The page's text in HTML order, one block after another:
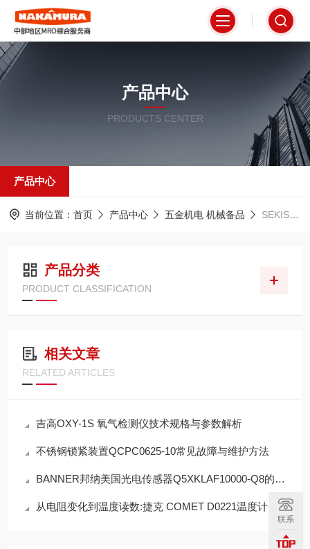
产品中心
PRODUCTS CENTER
产品中心
当前位置： 首页 产品中心 五金机电 机械备品 SEKISUI积水
产品分类
PRODUCT CLASSIFICATION
相关文章
RELATED ARTICLES
吉高OXY-1S 氧气检测仪技术规格与参数解析
不锈钢锁紧装置QCPC0625-10常见故障与维护方法
BANNER邦纳美国光电传感器Q5XKLAF10000-Q8的特点
从电阻变化到温度读数:捷克 COMET D0221温度计工作原理全拆解
联系